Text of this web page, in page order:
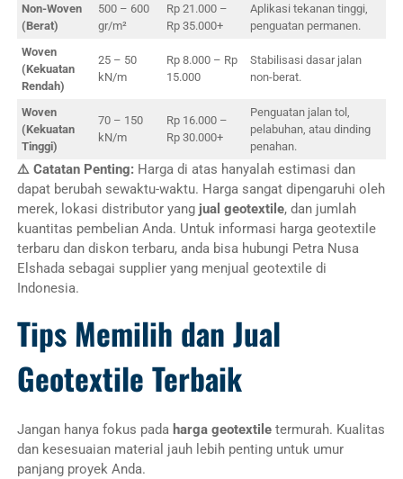
Non-Woven
(Berat)
500 – 600
gr/m²
Rp 21.000 –
Rp 35.000+
Aplikasi tekanan tinggi,
penguatan permanen.
Woven
(Kekuatan
Rendah)
25 – 50
kN/m
Rp 8.000 – Rp
15.000
Stabilisasi dasar jalan
non-berat.
Woven
(Kekuatan
Tinggi)
70 – 150
kN/m
Rp 16.000 –
Rp 30.000+
Penguatan jalan tol,
pelabuhan, atau dinding
penahan.
⚠️ Catatan Penting:Harga di atas hanyalah estimasi dan
dapat berubah sewaktu-waktu. Harga sangat dipengaruhi oleh
merek, lokasi distributor yang jual geotextile, dan jumlah
kuantitas pembelian Anda. Untuk informasi harga geotextile
terbaru dan diskon terbaru, anda bisa hubungi Petra Nusa
Elshada sebagai supplier yang menjual geotextile di
Indonesia.
Tips Memilih dan Jual
Geotextile Terbaik
Jangan hanya fokus pada harga geotextiletermurah. Kualitas
dan kesesuaian material jauh lebih penting untuk umur
panjang proyek Anda.